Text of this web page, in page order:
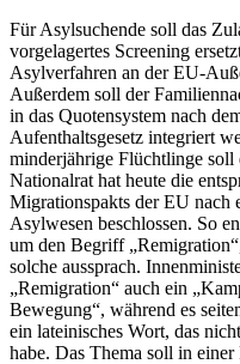
Für Asylsuchende soll das
vorgelagertes Screening
Asylverfahren an der EU-
Außerdem soll der
in das Quotensystem nach
Aufenthaltsgesetz integriert
minderjährige Flüchtlinge soll
Nationalrat hat heute die
Migrationspakts der EU nach
Asylwesen beschlossen. So
um den Begriff
solche aussprach.
„Remigration“ auch ein
Bewegung“, während es
ein lateinisches Wort, das
habe. Das Thema soll in